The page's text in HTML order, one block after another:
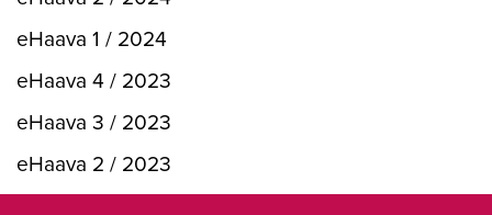
eHaava 1 / 2024
eHaava 4 / 2023
eHaava 3 / 2023
eHaava 2 / 2023